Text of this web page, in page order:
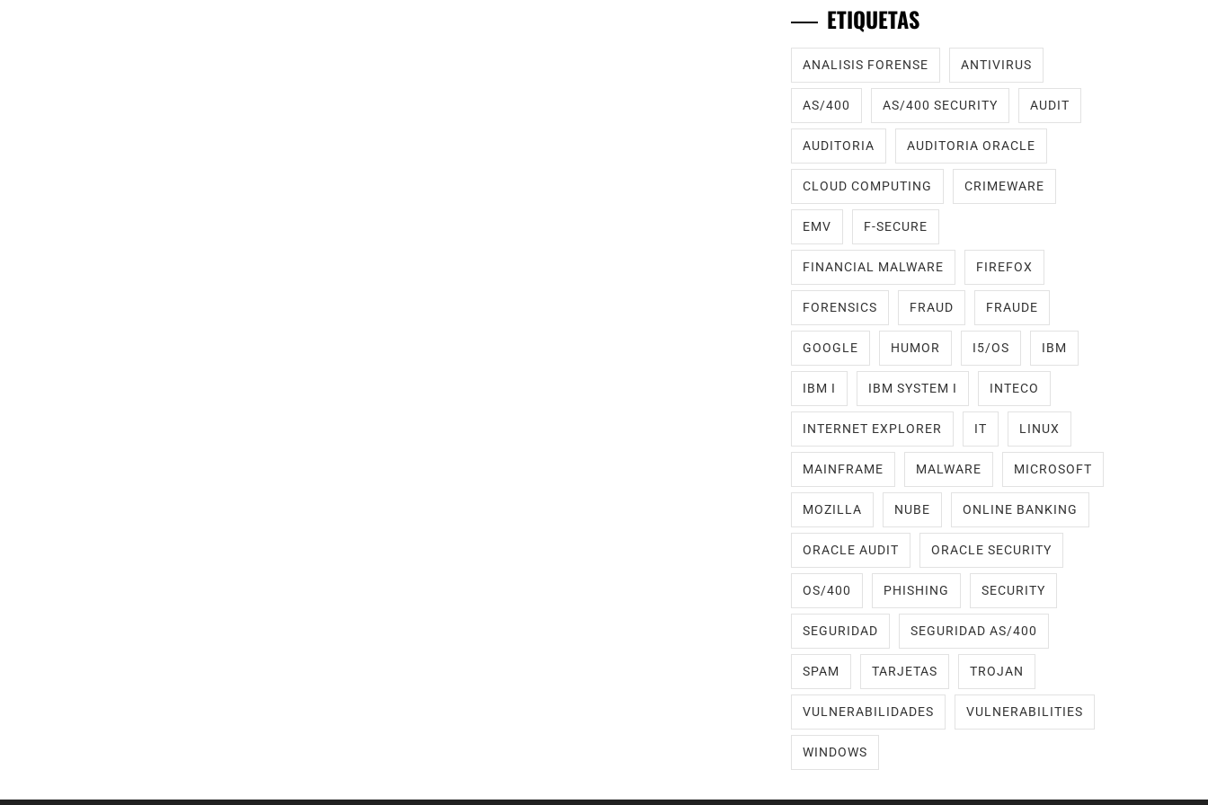
ETIQUETAS
ANALISIS FORENSE ANTIVIRUS
AS/400 AS/400 SECURITY AUDIT
AUDITORIA AUDITORIA ORACLE
CLOUD COMPUTING CRIMEWARE
EMV F-SECURE
FINANCIAL MALWARE FIREFOX
FORENSICS FRAUD FRAUDE
GOOGLE HUMOR I5/OS IBM
IBM I IBM SYSTEM I INTECO
INTERNET EXPLORER IT LINUX
MAINFRAME MALWARE MICROSOFT
MOZILLA NUBE ONLINE BANKING
ORACLE AUDIT ORACLE SECURITY
OS/400 PHISHING SECURITY
SEGURIDAD SEGURIDAD AS/400
SPAM TARJETAS TROJAN
VULNERABILIDADES VULNERABILITIES
WINDOWS